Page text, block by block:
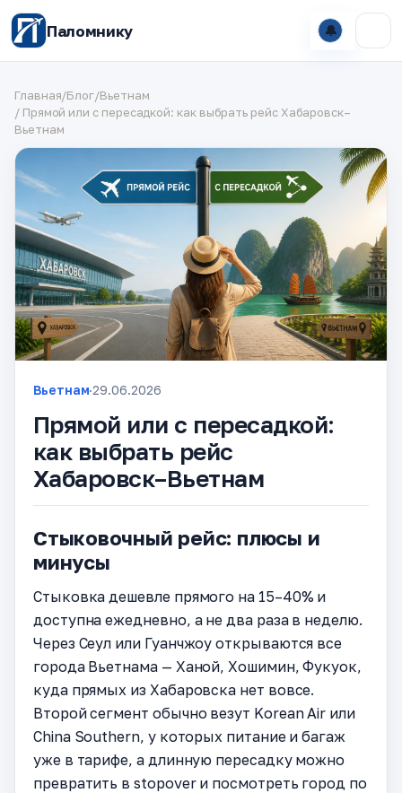
Паломнику 🔔
Главная/Блог/Вьетнам
/ Прямой или с пересадкой: как выбрать рейс Хабаровск–
Вьетнам
Вьетнам·29.06.2026
Прямой или с пересадкой:
как выбрать рейс
Хабаровск–Вьетнам
Стыковочный рейс: плюсы и
минусы
Стыковка дешевле прямого на 15–40% и
доступна ежедневно, а не два раза в неделю.
Через Сеул или Гуанчжоу открываются все
города Вьетнама — Ханой, Хошимин, Фукуок,
куда прямых из Хабаровска нет вовсе.
Второй сегмент обычно везут Korean Air или
China Southern, у которых питание и багаж
уже в тарифе, а длинную пересадку можно
превратить в stopover и посмотреть город по